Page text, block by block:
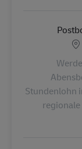
Stundenlohn